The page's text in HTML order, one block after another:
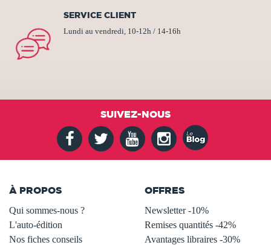
SERVICE CLIENT
Lundi au vendredi, 10-12h / 14-16h
SUIVEZ-NOUS
À PROPOS
Qui sommes-nous ?
L'auto-édition
Nos fiches conseils
OFFRES
Newsletter -10%
Remises quantités -42%
Avantages libraires -30%